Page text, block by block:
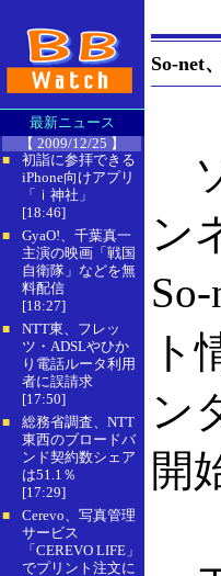
最新ニュース
【 2009/12/25 】
■
初詣に参拝できる
iPhone向けアプリ
「ｉ神社」
[18:46]
■
GyaO!、千葉真一
主演の映画「戦国
自衛隊」などを無
料配信
[18:27]
■
NTT東、フレッ
ツ・ADSLやひか
り電話ルータ利用
者に誤請求
[17:50]
■
総務省調査、NTT
東西のブロードバ
ンド契約数シェア
は51.1％
[17:29]
■
Cerevo、写真管理
サービス
「CEREVO LIFE」
でプリント注文に
So-net
ン
ト
ン
開